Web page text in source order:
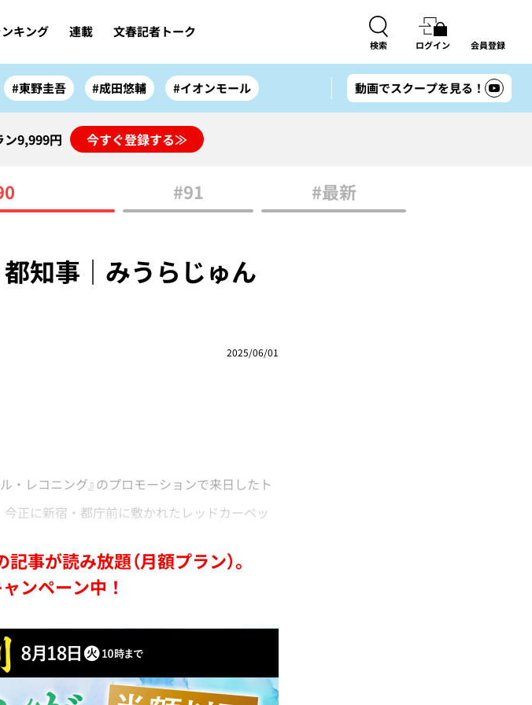
キング 連載 文春記者トーク
検索 ログイン 会員登録
#東野圭吾 #成田悠輔 #イオンモール 動画でスクープを見る！
ン9,999円 今すぐ登録する≫
#91 #最新
知事｜みうらじゅん
2025/06/01
・レコニング』のプロモーションで来日したト
正に新宿・都庁前に敷かれたレッドカーペッ
事が読み放題（月額プラン）。
ンペーン中！